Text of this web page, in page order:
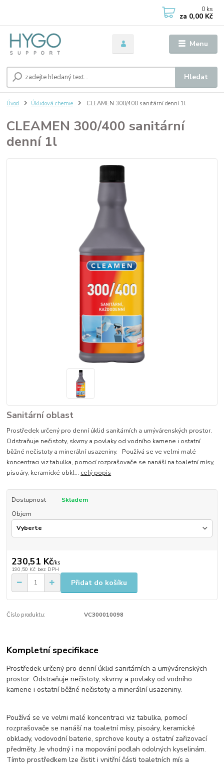
Menu
Hledat
0 ks
za 0,00 Kč
Úvod Úklidová chemie CLEAMEN 300/400 sanitární denní 1l
CLEAMEN 300/400 sanitární
denní 1l
Sanitární oblast
Prostředek určený pro denní úklid sanitárních a umývárenských prostor.
Odstraňuje nečistoty, skvrny a povlaky od vodního kamene i ostatní
běžné nečistoty a minerální usazeniny. Používá se ve velmi malé
koncentraci viz tabulka, pomocí rozprašovače se nanáší na toaletní mísy,
pisoáry, keramické obkl... celý popis
Dostupnost
Skladem
Objem
230,51 Kč/ks
190,50 Kč bez DPH
Přidat do košíku
Číslo produktu: VC300010098
Kompletní specifikace
Prostředek určený pro denní úklid sanitárních a umývárenských
prostor. Odstraňuje nečistoty, skvrny a povlaky od vodního
kamene i ostatní běžné nečistoty a minerální usazeniny.
Používá se ve velmi malé koncentraci viz tabulka, pomocí
rozprašovače se nanáší na toaletní mísy, pisoáry, keramické
obklady, vodovodní baterie, sprchove kouty a ostatní zařizovací
předměty. Je vhodný i na mopování podlah odolných kyselinám.
Tímto prostředkem lze čistit i vnitřní části toaletních mís a